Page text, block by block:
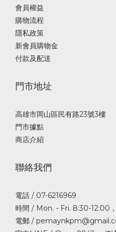
會員權益
購物流程
隱私政策
新會員購物金
付款及配送
門市地址
高雄市岡山區民有路23號3樓
門市據點
商店介紹
聯絡我們
電話 / 07-6216969
時間 / Mon. - Fri. 8:30-12:00
電郵 /